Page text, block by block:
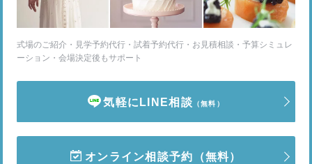
式場のご紹介・見学予約代行・試着予約代行・お見積相談・予算シミュレ
ーション・会場決定後もサポート
気軽にLINE相談 （無料）
オンライン相談予約 （無料）